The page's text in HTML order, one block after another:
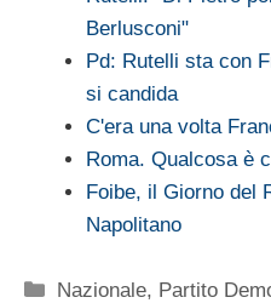
Berlusconi"
Pd: Rutelli sta con
si candida
C'era una volta
Roma. Qualcosa è
Foibe, il Giorno del
Napolitano
Categorie
Nazionale, Partito